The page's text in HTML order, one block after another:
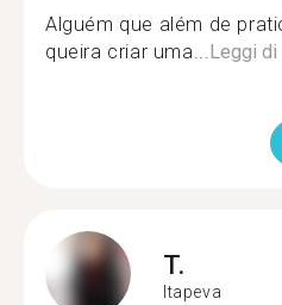
Alguém que além de
queira criar uma... Leggi di
T.
Itapeva